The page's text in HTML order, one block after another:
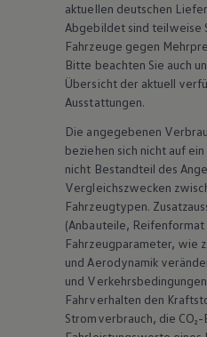
aktuellen deutschen
Abgebildet sind teilweise
Fahrzeuge gegen
Bitte beachten Sie auch
Übersicht der aktuell
Ausstattungen.
Die angegebenen
beziehen sich nicht auf
nicht Bestandteil des
Vergleichszwecken
Fahrzeugtypen.
(Anbauteile,
Fahrzeugparameter, wie
und Aerodynamik
und
Fahrverhalten den
Stromverbrauch, die